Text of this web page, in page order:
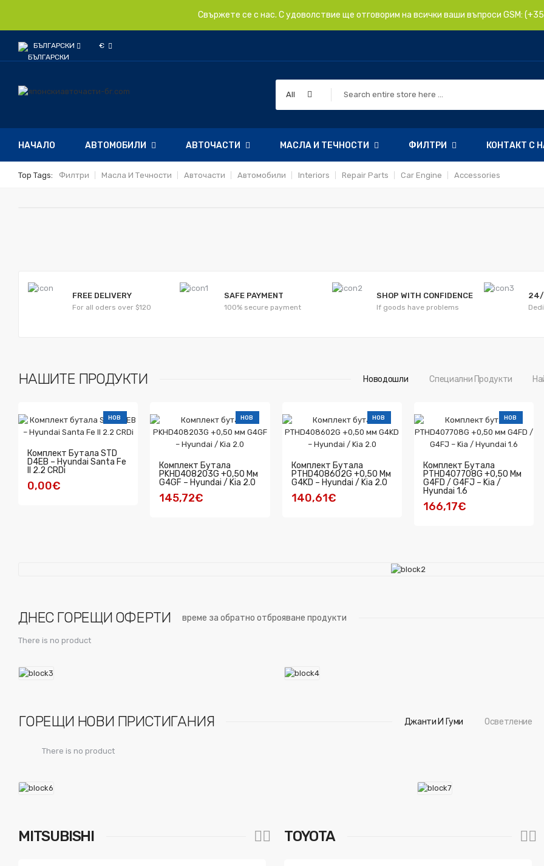
Свържете се с нас. С удоволствие ще отговорим на всички ваши въпроси GSM:
БЪЛГАРСКИ €
All
НАЧАЛО АВТОМОБИЛИ АВТОЧАСТИ МАСЛА И ТЕЧНОСТИ ФИЛТРИ КОНТАКТ С
Top Tags: Филтри Масла И Течности Авточасти Автомобили Interiors Repair Parts Car Engine Accessories
FREE DELIVERY
For all oders over $120
SAFE PAYMENT
100% secure payment
SHOP WITH CONFIDENCE
If goods have problems
24/
НАШИТЕ ПРОДУКТИ Новодошли Специални Продукти
НОВ
Комплект Бутала STD
D4EB – Hyundai Santa Fe
II 2.2 CRDi
0,00€
НОВ
Комплект Бутала
PKHD408203G +0,50 Мм
G4GF – Hyundai / Kia 2.0
145,72€
НОВ
Комплект Бутала
PTHD408602G +0,50 Мм
G4KD – Hyundai / Kia 2.0
140,61€
НОВ
Комплект Бутала
PTHD407708G +0,50 Мм
G4FD / G4FJ – Kia /
Hyundai 1.6
166,17€
ДНЕС ГОРЕЩИ ОФЕРТИ време за обратно отброяване продукти
There is no product
ГОРЕЩИ НОВИ ПРИСТИГАНИЯ Джанти И Гуми Осветление
There is no product
MITSUBISHI TOYOTA